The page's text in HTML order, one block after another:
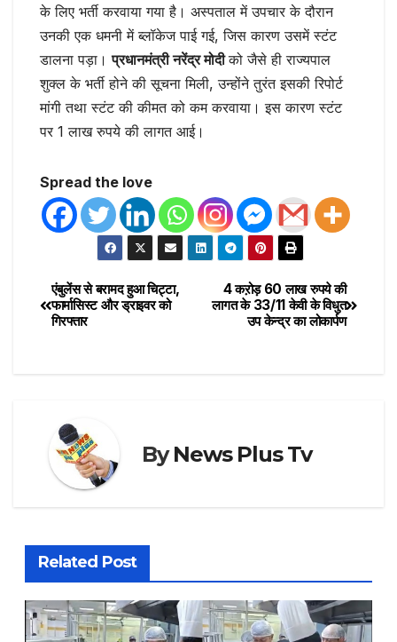
के लिए भर्ती करवाया गया है। अस्पताल में उपचार के दौरान
उनकी एक धमनी में ब्लॉकेज पाई गई, जिस कारण उसमें स्टंट
डालना पड़ा।प्रधानमंत्री नरेंद्र मोदीको जैसे ही राज्यपाल
शुक्ल के भर्ती होने की सूचना मिली, उन्होंने तुरंत इसकी रिपोर्ट
मांगी तथा स्टंट की कीमत को कम करवाया। इस कारण स्टंट
पर 1 लाख रुपये की लागत आई।
Spread the love
4 कऱोड़ 60 लाख रुपये की
लागत के 33/11 केवी के विधुत
उप केन्द्र का लोकार्पण
एंबुलेंस से बरामद हुआ चिट्टा,
फार्मासिस्ट और ड्राइवर को
गिरफ्तार
ByNews Plus Tv
Related Post